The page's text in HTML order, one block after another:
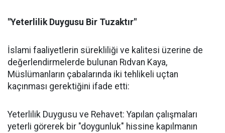
"Yeterlilik Duygusu Bir Tuzaktır"
İslami faaliyetlerin sürekliliği ve kalitesi üzerine de
değerlendirmelerde bulunan Rıdvan Kaya,
Müslümanların çabalarında iki tehlikeli uçtan
kaçınması gerektiğini ifade etti:
Yeterlilik Duygusu ve Rehavet: Yapılan çalışmaları
yeterli görerek bir "doygunluk" hissine kapılmanın